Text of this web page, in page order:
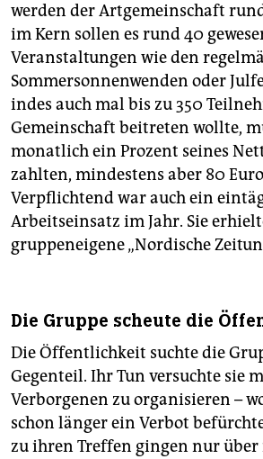
werden der Artgemeinschaft
im Kern sollen es rund 40
Veranstaltungen wie den
Sommersonnenwenden oder
indes auch mal bis zu 350
Gemeinschaft beitreten wollte,
monatlich ein Prozent seines
zahlten, mindestens aber 80
Verpflichtend war auch ein
Arbeitseinsatz im Jahr. Sie
gruppeneigene „Nordische
Die Gruppe scheute die
Die Öffentlichkeit suchte die
Gegenteil. Ihr Tun versuchte sie
Verborgenen zu organisieren –
schon länger ein Verbot
zu ihren Treffen gingen nur